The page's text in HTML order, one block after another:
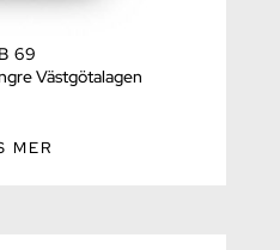
69
Västgötalagen
MER